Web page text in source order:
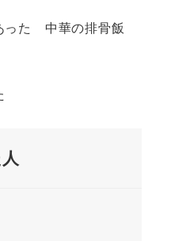
った 中華の排骨飯